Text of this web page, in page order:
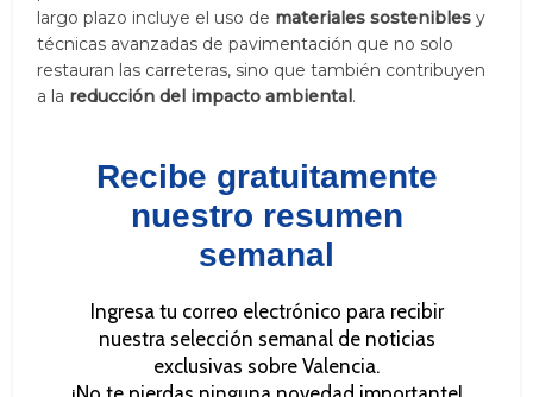
largo plazo incluye el uso de materiales sostenibles y
técnicas avanzadas de pavimentación que no solo
restauran las carreteras, sino que también contribuyen
a la reducción del impacto ambiental.